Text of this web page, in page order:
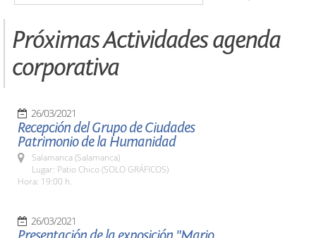
Próximas Actividades agenda
corporativa
26/03/2021
Recepción del Grupo de Ciudades
Patrimonio de la Humanidad
Salamanca (Salamanca)
Lugar: Patio Chico (SOLO GRÁFICOS)
Hora: 19:00 h.
26/03/2021